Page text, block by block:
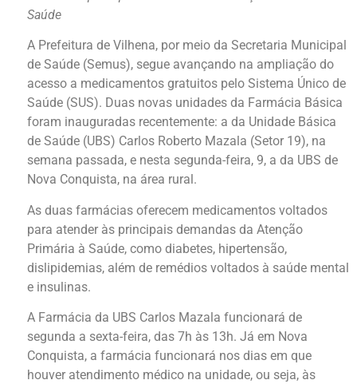
Saúde
A Prefeitura de Vilhena, por meio da Secretaria Municipal
de Saúde (Semus), segue avançando na ampliação do
acesso a medicamentos gratuitos pelo Sistema Único de
Saúde (SUS). Duas novas unidades da Farmácia Básica
foram inauguradas recentemente: a da Unidade Básica
de Saúde (UBS) Carlos Roberto Mazala (Setor 19), na
semana passada, e nesta segunda-feira, 9, a da UBS de
Nova Conquista, na área rural.
As duas farmácias oferecem medicamentos voltados
para atender às principais demandas da Atenção
Primária à Saúde, como diabetes, hipertensão,
dislipidemias, além de remédios voltados à saúde mental
e insulinas.
A Farmácia da UBS Carlos Mazala funcionará de
segunda a sexta-feira, das 7h às 13h. Já em Nova
Conquista, a farmácia funcionará nos dias em que
houver atendimento médico na unidade, ou seja, às